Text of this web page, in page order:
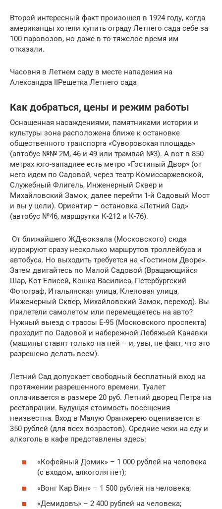
Второй интересный факт произошел в 1924 году, когда
американцы хотели купить ограду Летнего сада себе за
100 паровозов, но даже в то тяжелое время им
отказали.
Часовня в Летнем саду в месте нападения на
Александра IIРешетка Летнего сада
Как добраться, цены и режим работы
Оснащенная насаждениями, памятниками истории и
культуры зона расположена ближе к остановке
общественного транспорта «Суворовская площадь»
(автобус №№ 2М, 46 и 49 или трамвай №3). А вот в 850
метрах юго-западнее есть метро «Гостиный Двор» (от
него идем по Садовой, через театр Комиссаржевской,
Служебный Флигель, Инженерный Сквер и
Михайловский Замок, далее перейти 1-й Садовый Мост
и вы у цели). Ориентир – остановка «Летний Сад»
(автобус №46, маршрутки К-212 и К-76).
От ближайшего ЖД-вокзала (Московского) сюда
курсируют сразу несколько маршрутов троллейбуса и
автобуса. Но выходить требуется на «Гостином Дворе».
Затем двигайтесь по Малой Садовой (Вращающийся
Шар, Кот Елисей, Кошка Василиса, Петербургский
Фотограф, Итальянская улица, Кленовая улица,
Инженерный Сквер, Михайловский Замок, переход). Вы
прилетели самолетом или перемещаетесь на авто?
Нужный выезд с трассы Е-95 (Московского проспекта)
проходит по Садовой и набережной Лебяжьей Канавки
(машины ставят только на ней – и, увы, не факт, что это
разрешено делать всем).
Летний Сад допускает свободный бесплатный вход на
протяжении разрешенного времени. Туалет
оплачивается в размере 20 руб. Летний дворец Петра на
реставрации. Будущая стоимость посещения
неизвестна. Вход в Малую Оранжерею оценивается в
350 рублей (для всех возрастов). Средние чеки на еду и
алкоголь в кафе представлены здесь:
«Кофейный Домик» – 1 000 рублей на человека
(с входом, алкоголя нет);
«Вонг Кар Вин» – 1 500 рублей на человека;
«Демидовъ» – 2 400 рублей на человека;